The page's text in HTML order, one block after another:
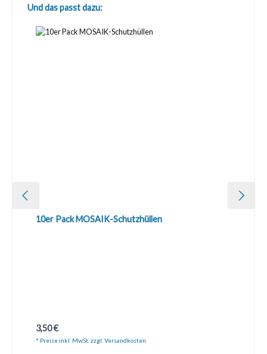
Produktgalerie überspringen
Und das passt dazu:
10er Pack MOSAIK-Schutzhüllen
Regulärer Preis:
3,50 €
* Preise inkl. MwSt. zzgl. Versandkosten